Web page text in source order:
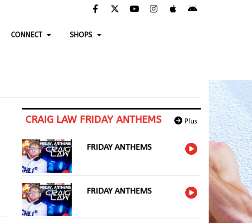
CONNECT SHOPS
Plus
CRAIG LAW FRIDAY ANTHEMS
FRIDAY ANTHEMS
FRIDAY ANTHEMS